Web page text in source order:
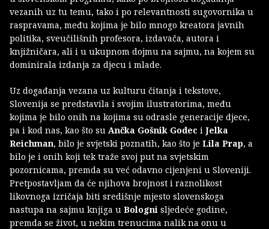
vezanih uz tu temu, tako i po relevantnosti sugovornika u
raspravama, među kojima je bilo mnogo kreatora javnih
politika, sveučilišnih profesora, izdavača, autora i
knjižničara, ali i u ukupnom dojmu na sajmu, na kojem su
dominirala izdanja za djecu i mlade.
Uz događanja vezana uz kulturu čitanja i tekstove,
Slovenija se predstavila i svojim ilustratorima, među
kojima je bilo onih na kojima su odrasle generacije djece,
pa i kod nas, kao što su Ančka Gošnik Godec i Jelka
Reichman, bilo je svjetski poznatih, kao što je Lila Prap, a
bilo je i onih koji tek traže svoj put na svjetskim
pozornicama, premda su već odavno cijenjeni u Sloveniji.
Pretpostavljam da će njihova brojnost i raznolikost
likovnoga izričaja biti središnje mjesto slovenskoga
nastupa na sajmu knjiga u Bologni sljedeće godine,
premda se život, u nekim trenucima nalik na onu u